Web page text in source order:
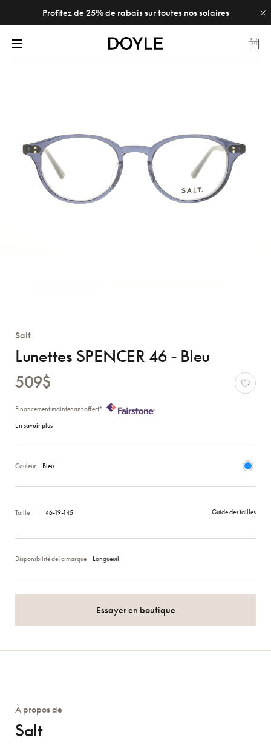
Profitez de 25% de rabais sur toutes nos solaires
Salt
Lunettes SPENCER 46 - Bleu
509$
Financement maintenant offert*
En savoir plus
Couleur Bleu
Taille 46-19-145 Guide des tailles
Disponibilité de la marque Longueuil
Essayer en boutique
À propos de
Salt